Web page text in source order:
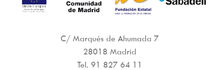
C/ Marqués de Ahumada 7
28018 Madrid
Tel. 91 827 64 11